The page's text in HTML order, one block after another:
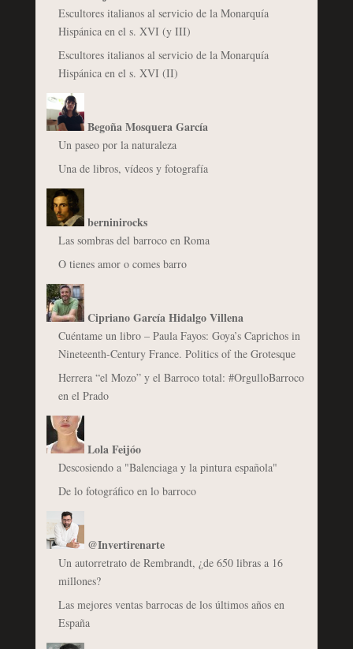
Escultores italianos al servicio de la Monarquía
Hispánica en el s. XVI (y III)
Escultores italianos al servicio de la Monarquía
Hispánica en el s. XVI (II)
Begoña Mosquera García
Un paseo por la naturaleza
Una de libros, vídeos y fotografía
berninirocks
Las sombras del barroco en Roma
O tienes amor o comes barro
Cipriano García Hidalgo Villena
Cuéntame un libro – Paula Fayos: Goya’s Caprichos in
Nineteenth-Century France. Politics of the Grotesque
Herrera “el Mozo” y el Barroco total: #OrgulloBarroco
en el Prado
Lola Feijóo
Descosiendo a "Balenciaga y la pintura española"
De lo fotográfico en lo barroco
@Invertirenarte
Un autorretrato de Rembrandt, ¿de 650 libras a 16
millones?
Las mejores ventas barrocas de los últimos años en
España